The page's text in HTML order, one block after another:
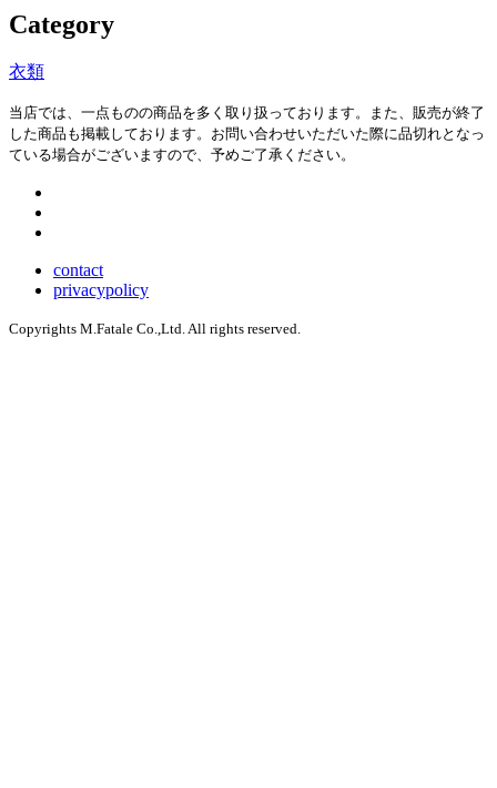
Category
衣類
当店では、一点ものの商品を多く取り扱っております。また、販売が終了
した商品も掲載しております。お問い合わせいただいた際に品切れとなっ
ている場合がございますので、予めご了承ください。
contact
privacypolicy
Copyrights M.Fatale Co.,Ltd. All rights reserved.